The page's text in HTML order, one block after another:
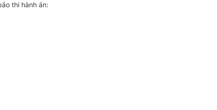
thi hành án: